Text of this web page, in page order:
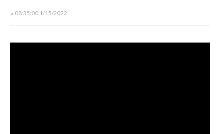
1/15/2022 08:35:00 م